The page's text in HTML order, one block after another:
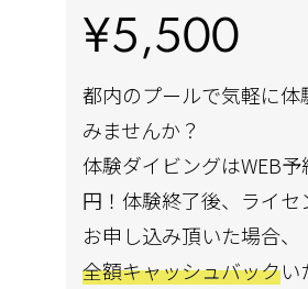
¥5,500
都内のプールで気軽に体
みませんか？
体験ダイビングはWEB
円！体験終了後、ライセ
お申し込み頂いた場合、
全額キャッシュバックい